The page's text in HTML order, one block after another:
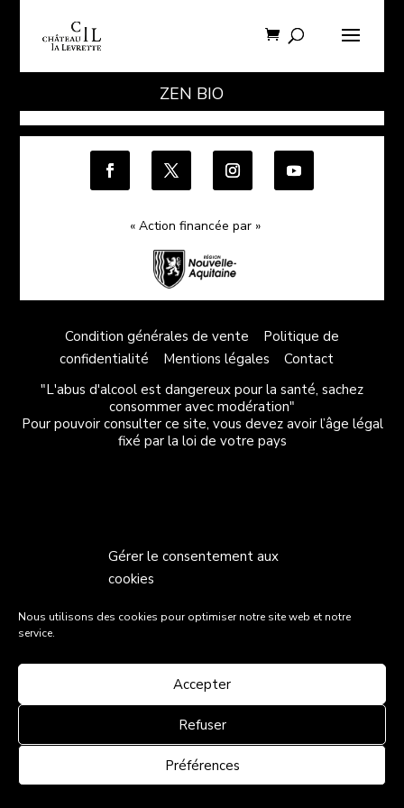
Gérer le consentement aux
cookies
Nous utilisons des cookies pour optimiser notre site web et notre
service.
Accepter
Refuser
Préférences
ZEN BIO
« Action financée par »
Condition générales de vente
Politique de
confidentialité
Mentions légales
Contact
"L'abus d'alcool est dangereux pour la santé, sachez
consommer avec modération"
Pour pouvoir consulter ce site, vous devez avoir l’âge légal
fixé par la loi de votre pays